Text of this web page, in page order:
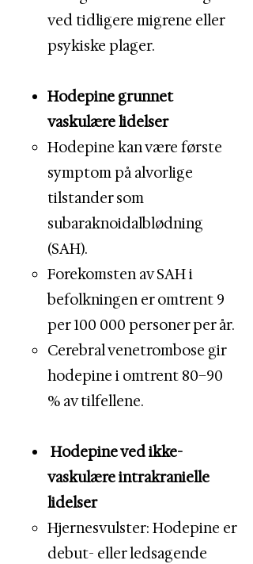
ved tidligere migrene eller
psykiske plager.
Hodepine grunnet
vaskulære lidelser
Hodepine kan være første
symptom på alvorlige
tilstander som
subaraknoidalblødning
(SAH).
Forekomsten av SAH i
befolkningen er omtrent 9
per 100 000 personer per år.
Cerebral venetrombose gir
hodepine i omtrent 80–90
% av tilfellene.
Hodepine ved ikke-
vaskulære intrakranielle
lidelser
Hjernesvulster: Hodepine er
debut- eller ledsagende